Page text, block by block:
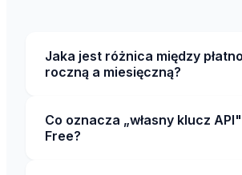
Jaka jest różnica między
roczną a miesięczną?
Co oznacza „własny klucz
Free?